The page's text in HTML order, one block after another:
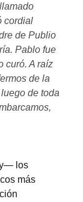
cordial
de Publio
Pablo fue
curó. A raíz
de la
de toda
los
más